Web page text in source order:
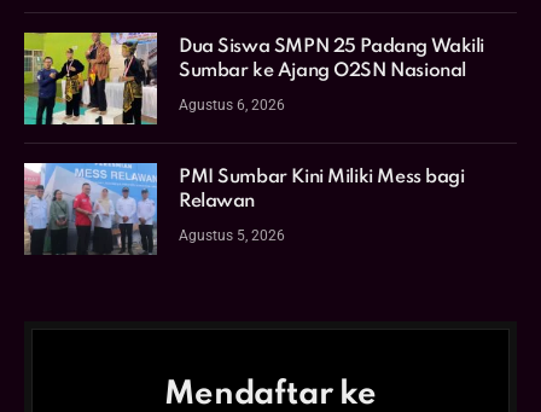
Dua Siswa SMPN 25 Padang Wakili
Sumbar ke Ajang O2SN Nasional
Agustus 6, 2026
PMI Sumbar Kini Miliki Mess bagi
Relawan
Agustus 5, 2026
Mendaftar ke